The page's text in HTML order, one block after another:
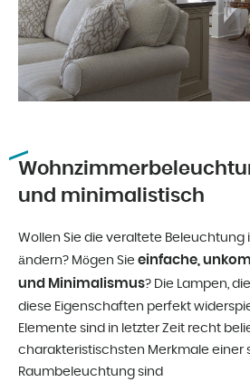
und minimalistisch
Wollen Sie die veraltete Beleuchtung
ändern? Mögen Sie einfache,
und Minimalismus? Die Lampen,
diese Eigenschaften perfekt
Elemente sind in letzter Zeit recht
charakteristischsten Merkmale einer
Raumbeleuchtung sind